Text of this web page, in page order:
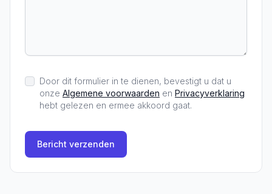
Door dit formulier in te dienen, bevestigt u dat u
onze Algemene voorwaarden en Privacyverklaring
hebt gelezen en ermee akkoord gaat.
Bericht verzenden